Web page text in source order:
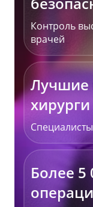
Контроль
врачей
Лучшие
хирурги
Более